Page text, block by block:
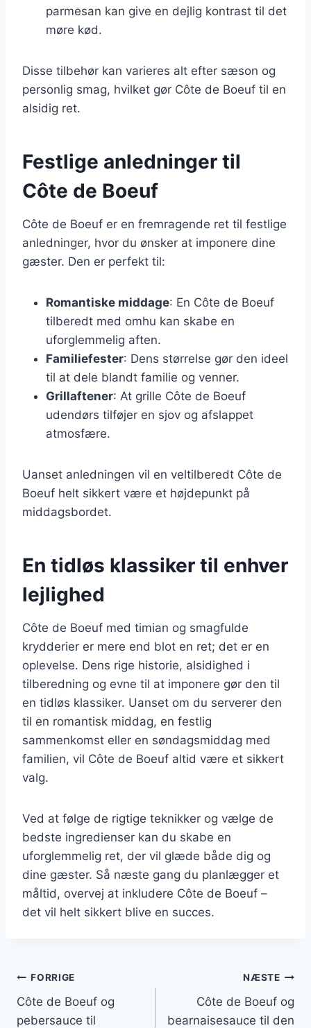
parmesan kan give en dejlig kontrast til det
møre kød.
Disse tilbehør kan varieres alt efter sæson og
personlig smag, hvilket gør Côte de Boeuf til en
alsidig ret.
Festlige anledninger til
Côte de Boeuf
Côte de Boeuf er en fremragende ret til festlige
anledninger, hvor du ønsker at imponere dine
gæster. Den er perfekt til:
Romantiske middage: En Côte de Boeuf
tilberedt med omhu kan skabe en
uforglemmelig aften.
Familiefester: Dens størrelse gør den ideel
til at dele blandt familie og venner.
Grillaftener: At grille Côte de Boeuf
udendørs tilføjer en sjov og afslappet
atmosfære.
Uanset anledningen vil en veltilberedt Côte de
Boeuf helt sikkert være et højdepunkt på
middagsbordet.
En tidløs klassiker til enhver
lejlighed
Côte de Boeuf med timian og smagfulde
krydderier er mere end blot en ret; det er en
oplevelse. Dens rige historie, alsidighed i
tilberedning og evne til at imponere gør den til
en tidløs klassiker. Uanset om du serverer den
til en romantisk middag, en festlig
sammenkomst eller en søndagsmiddag med
familien, vil Côte de Boeuf altid være et sikkert
valg.
Ved at følge de rigtige teknikker og vælge de
bedste ingredienser kan du skabe en
uforglemmelig ret, der vil glæde både dig og
dine gæster. Så næste gang du planlægger et
måltid, overvej at inkludere Côte de Boeuf –
det vil helt sikkert blive en succes.
Indlægsnavigation
FORRIGE
Côte de Boeuf og
pebersauce til
NÆSTE
Côte de Boeuf og
bearnaisesauce til den